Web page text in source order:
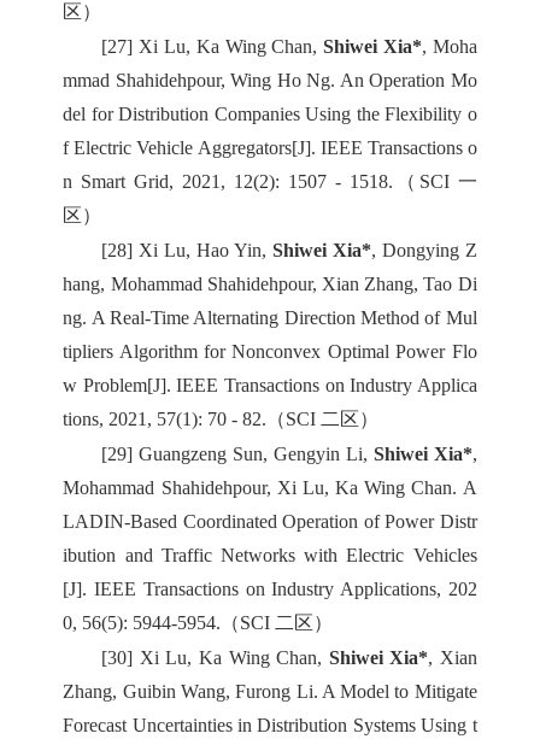
区）
[27] Xi Lu, Ka Wing Chan,Shiwei Xia*, Moha
mmad Shahidehpour, Wing Ho Ng. An Operation Mo
del for Distribution Companies Using the Flexibility o
f Electric Vehicle Aggregators[J]. IEEE Transactions o
n Smart Grid, 2021, 12(2): 1507 - 1518.（SCI 一
区）
[28] Xi Lu, Hao Yin, Shiwei Xia*, Dongying Z
hang, Mohammad Shahidehpour, Xian Zhang, Tao Di
ng. A Real-Time Alternating Direction Method of Mul
tipliers Algorithm for Nonconvex Optimal Power Flo
w Problem[J]. IEEE Transactions on Industry Applica
tions, 2021, 57(1): 70 - 82.（SCI 二区）
[29] Guangzeng Sun, Gengyin Li, Shiwei Xia*,
Mohammad Shahidehpour, Xi Lu, Ka Wing Chan. A
LADIN-Based Coordinated Operation of Power Distr
ibution and Traffic Networks with Electric Vehicles
[J]. IEEE Transactions on Industry Applications, 202
0, 56(5): 5944-5954.（SCI 二区）
[30] Xi Lu, Ka Wing Chan, Shiwei Xia*, Xian
Zhang, Guibin Wang, Furong Li. A Model to Mitigate
Forecast Uncertainties in Distribution Systems Using t